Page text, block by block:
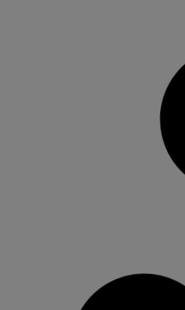
Cullera
en un altre
asiàtic. La ciutat ha
de touroperadores